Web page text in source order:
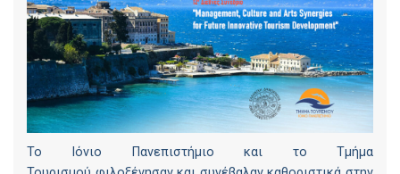
Το Ιόνιο Πανεπιστήμιο και το Τμήμα